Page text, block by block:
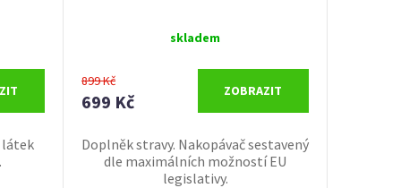
látek
skladem
899 Kč
699 Kč
ZOBRAZIT
Doplněk stravy. Nakopávač sestavený
dle maximálních možností EU
legislativy.